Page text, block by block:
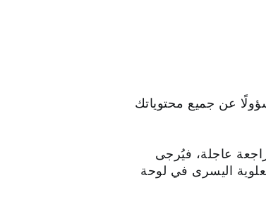
عن جميع محتوياتك
عاجلة، فيُرجى
اليسرى في لوحة